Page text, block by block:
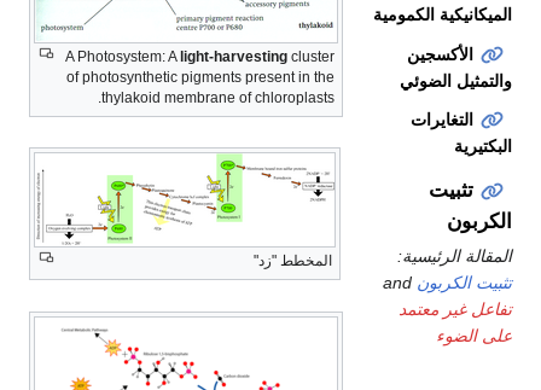
A Photosystem: Alight-harvesting
cluster
of photosynthetic pigments present in the
thylakoid membrane of chloroplasts.
المخطط "زد"
الكمومية
الضوئي
and
معتمد